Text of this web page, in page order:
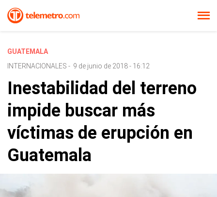
GUATEMALA
INTERNACIONALES - 9 de junio de 2018 - 16:12
Inestabilidad del terreno
impide buscar más
víctimas de erupción en
Guatemala